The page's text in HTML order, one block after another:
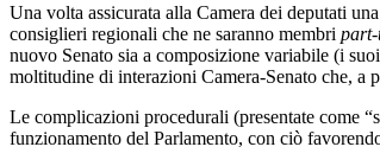
Una volta assicurata alla Camera dei deputati
consiglieri regionali che ne saranno membri
nuovo Senato sia a composizione variabile (i
moltitudine di interazioni Camera-Senato che, a
Le complicazioni procedurali (presentate come
funzionamento del Parlamento, con ciò